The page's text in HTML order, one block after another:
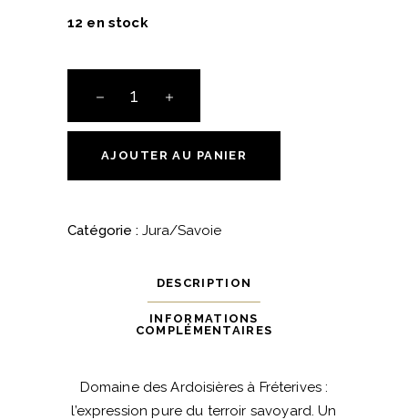
12 en stock
des
Allobroges
-
AJOUTER AU PANIER
Catégorie : Jura/Savoie
DESCRIPTION
INFORMATIONS
COMPLÉMENTAIRES
Domaine des Ardoisières à Fréterives :
l’expression pure du terroir savoyard. Un